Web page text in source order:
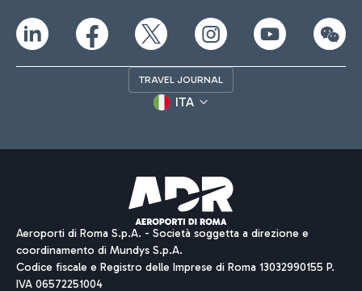
TRAVEL JOURNAL
ITA
Aeroporti di Roma S.p.A. - Società soggetta a direzione e
coordinamento di Mundys S.p.A.
Codice fiscale e Registro delle Imprese di Roma 13032990155 P.
IVA 06572251004